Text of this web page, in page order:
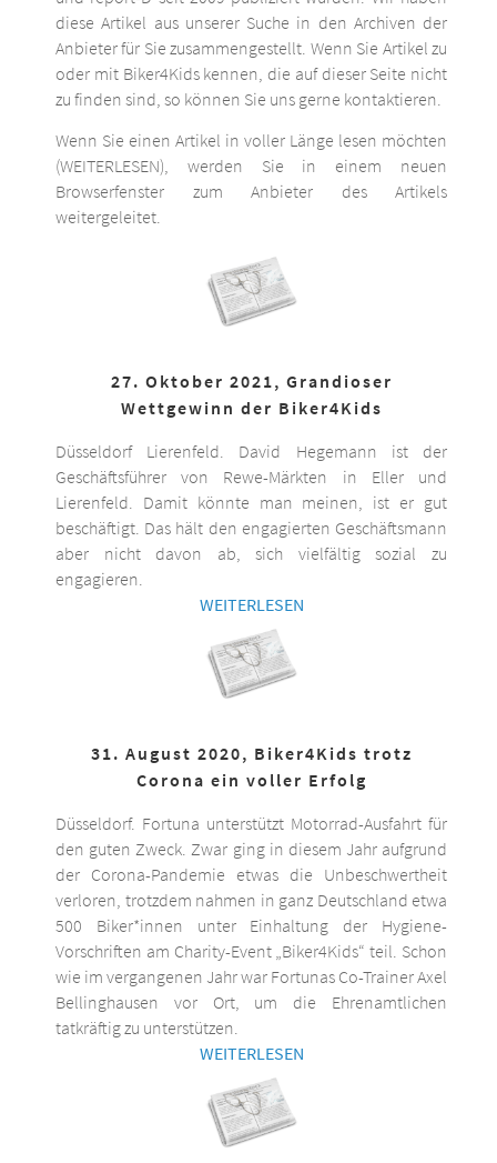
diese Artikel aus unserer Suche in den Archiven der
Anbieter für Sie zusammengestellt. Wenn Sie Artikel zu
oder mit Biker4Kids kennen, die auf dieser Seite nicht
zu finden sind, so können Sie uns gerne kontaktieren.
Wenn Sie einen Artikel in voller Länge lesen möchten
(WEITERLESEN), werden Sie in einem neuen
Browserfenster zum Anbieter des Artikels
weitergeleitet.
27. Oktober 2021, Grandioser
Wettgewinn der Biker4Kids
Düsseldorf Lierenfeld. David Hegemann ist der
Geschäftsführer von Rewe-Märkten in Eller und
Lierenfeld. Damit könnte man meinen, ist er gut
beschäftigt. Das hält den engagierten Geschäftsmann
aber nicht davon ab, sich vielfältig sozial zu
engagieren.
WEITERLESEN
31. August 2020, Biker4Kids trotz
Corona ein voller Erfolg
Düsseldorf. Fortuna unterstützt Motorrad-Ausfahrt für
den guten Zweck. Zwar ging in diesem Jahr aufgrund
der Corona-Pandemie etwas die Unbeschwertheit
verloren, trotzdem nahmen in ganz Deutschland etwa
500 Biker*innen unter Einhaltung der Hygiene-
Vorschriften am Charity-Event „Biker4Kids“ teil. Schon
wie im vergangenen Jahr war Fortunas Co-Trainer Axel
Bellinghausen vor Ort, um die Ehrenamtlichen
tatkräftig zu unterstützen.
WEITERLESEN